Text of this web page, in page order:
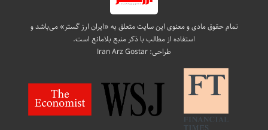
تمام حقوق مادی و معنوی این سایت متعلق به «ایران ارز گستر» می‌باشد و
استفاده از مطالب با ذکر منبع بلامانع است.
طراحی:Iran Arz Gostar